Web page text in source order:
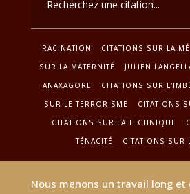
RACINATION CITATIONS SUR LA
SUR LA MATERNITÉ
JULIEN
ANAXAGORE
CITATIONS SUR
SUR LE TERRORISME
CITATIONS
CITATIONS SUR LA TECHNIQUE
TÉNACITÉ
CITATIONS SUR
Nous menons un travail long et